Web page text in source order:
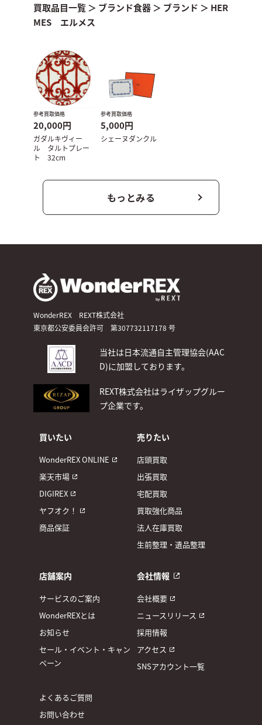
買取品目一覧＞ ブランド食器＞ ブランド ＞ HER
MES エルメス
参考買取価格
20,000円
ガダルキヴィー
ル タルトプレー
ト 32cm
参考買取価格
5,000円
シェーヌダンクル
もっとみる
WonderREX REXT株式会社
東京都公安委員会許可 第307732117178 号
当社は日本流通自主管理協会(AAC
D)に加盟しております。
REXT株式会社はライザップグルー
プ企業です。
買いたい
WonderREX ONLINE
楽天市場
DIGIREX
ヤフオク！
商品保証
売りたい
店頭買取
出張買取
宅配買取
買取強化商品
法人在庫買取
生前整理・遺品整理
店舗案内
サービスのご案内
WonderREXとは
お知らせ
セール・イベント・キャン
ペーン
会社情報
会社概要
ニュースリリース
採用情報
アクセス
SNSアカウント一覧
よくあるご質問
お問い合わせ